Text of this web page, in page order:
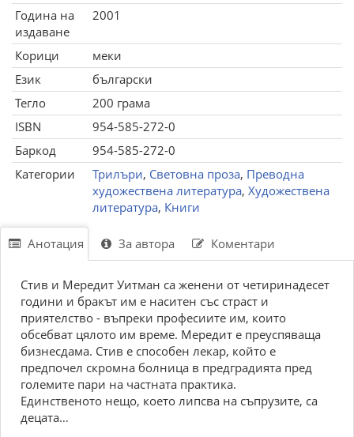
Година на
издаване
2001
Корици
меки
Език
български
Тегло
200 грама
ISBN
954-585-272-0
Баркод
954-585-272-0
Категории
Трилъри, Световна проза, Преводна
художествена литература, Художествена
литература, Книги
Анотация За автора Коментари
Стив и Мередит Уитман са женени от четиринадесет
години и бракът им е наситен със страст и
приятелство - въпреки професиите им, които
обсебват цялото им време. Мередит е преуспяваща
бизнесдама. Стив е способен лекар, който е
предпочел скромна болница в предградията пред
големите пари на частната практика.
Единственото нещо, което липсва на съпрузите, са
децата…